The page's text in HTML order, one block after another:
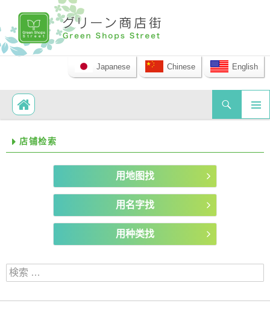
Japanese Chinese English
Search
SKIP TO CONTENT
店铺检索
用地图找
用名字找
用种类找
検索: